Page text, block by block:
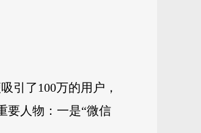
引了100万的用户，
要人物：一是“微信